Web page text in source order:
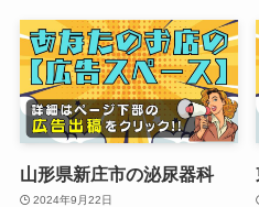
山形県新庄市の泌尿器科
2024年9月22日